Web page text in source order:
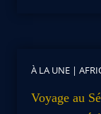
À LA UNE |
Voyage au